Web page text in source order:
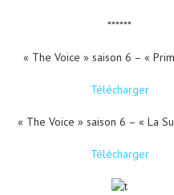
******
« The Voice » saison 6 – «
Télécharger
« The Voice » saison 6 – « La
Télécharger